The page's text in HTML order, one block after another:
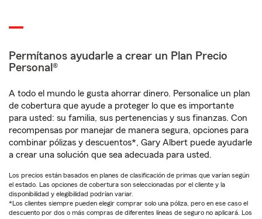
Permítanos ayudarle a crear un Plan Precio
Personal®
A todo el mundo le gusta ahorrar dinero. Personalice un plan
de cobertura que ayude a proteger lo que es importante
para usted: su familia, sus pertenencias y sus finanzas. Con
recompensas por manejar de manera segura, opciones para
combinar pólizas y descuentos*, Gary Albert puede ayudarle
a crear una solución que sea adecuada para usted.
Los precios están basados en planes de clasificación de primas que varían según
el estado. Las opciones de cobertura son seleccionadas por el cliente y la
disponibilidad y elegibilidad podrían variar.
*Los clientes siempre pueden elegir comprar solo una póliza, pero en ese caso el
descuento por dos o más compras de diferentes líneas de seguro no aplicará. Los